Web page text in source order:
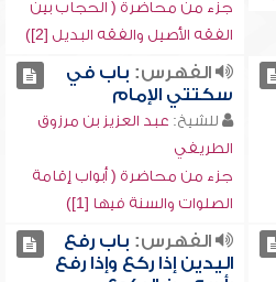
جزء من محاضرة ( الحجاب بين
الفقه الأصيل والفقه البديل [2])
الفهرس: باب في
سكتتي الإمام
للشيخ: عبد العزيز بن مرزوق
الطريفي
جزء من محاضرة ( أبواب إقامة
الصلوات والسنة فيها [1])
الفهرس: باب رفع
اليدين إذا ركع وإذا رفع